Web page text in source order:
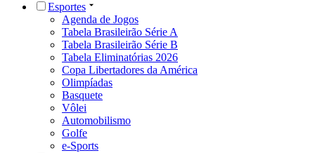
Esportes
Agenda de Jogos
Tabela Brasileirão Série A
Tabela Brasileirão Série B
Tabela Eliminatórias 2026
Copa Libertadores da América
Olimpíadas
Basquete
Vôlei
Automobilismo
Golfe
e-Sports